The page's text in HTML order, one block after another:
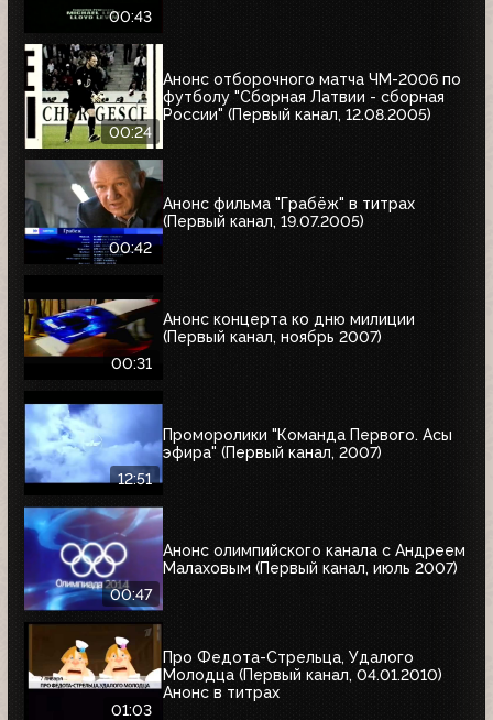
00:43
00:24
Анонс отборочного матча ЧМ-2006 по
футболу "Сборная Латвии - сборная
России" (Первый канал, 12.08.2005)
00:42
Анонс фильма "Грабёж" в титрах
(Первый канал, 19.07.2005)
00:31
Анонс концерта ко дню милиции
(Первый канал, ноябрь 2007)
12:51
Проморолики "Команда Первого. Асы
эфира" (Первый канал, 2007)
00:47
Анонс олимпийского канала с Андреем
Малаховым (Первый канал, июль 2007)
01:03
Про Федота-Стрельца, Удалого
Молодца (Первый канал, 04.01.2010)
Анонс в титрах